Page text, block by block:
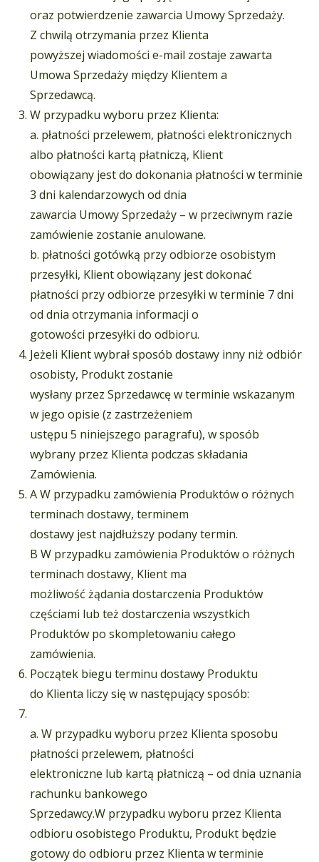
oraz potwierdzenie zawarcia Umowy Sprzedaży.
Z chwilą otrzymania przez Klienta
powyższej wiadomości e-mail zostaje zawarta
Umowa Sprzedaży między Klientem a
Sprzedawcą.
W przypadku wyboru przez Klienta:
a. płatności przelewem, płatności elektronicznych
albo płatności kartą płatniczą, Klient
obowiązany jest do dokonania płatności w terminie
3 dni kalendarzowych od dnia
zawarcia Umowy Sprzedaży – w przeciwnym razie
zamówienie zostanie anulowane.
b. płatności gotówką przy odbiorze osobistym
przesyłki, Klient obowiązany jest dokonać
płatności przy odbiorze przesyłki w terminie 7 dni
od dnia otrzymania informacji o
gotowości przesyłki do odbioru.
Jeżeli Klient wybrał sposób dostawy inny niż odbiór
osobisty, Produkt zostanie
wysłany przez Sprzedawcę w terminie wskazanym
w jego opisie (z zastrzeżeniem
ustępu 5 niniejszego paragrafu), w sposób
wybrany przez Klienta podczas składania
Zamówienia.
A W przypadku zamówienia Produktów o różnych
terminach dostawy, terminem
dostawy jest najdłuższy podany termin.
B W przypadku zamówienia Produktów o różnych
terminach dostawy, Klient ma
możliwość żądania dostarczenia Produktów
częściami lub też dostarczenia wszystkich
Produktów po skompletowaniu całego
zamówienia.
Początek biegu terminu dostawy Produktu
do Klienta liczy się w następujący sposób:
a. W przypadku wyboru przez Klienta sposobu
płatności przelewem, płatności
elektroniczne lub kartą płatniczą – od dnia uznania
rachunku bankowego
Sprzedawcy.W przypadku wyboru przez Klienta
odbioru osobistego Produktu, Produkt będzie
gotowy do odbioru przez Klienta w terminie